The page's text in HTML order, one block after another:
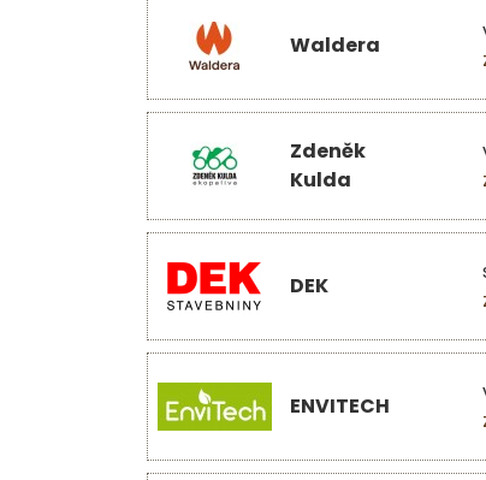
Waldera
Zdeněk
Kulda
DEK
ENVITECH